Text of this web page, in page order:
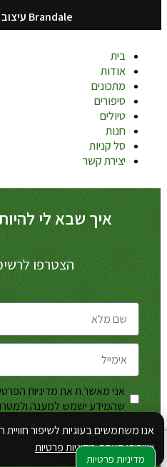
Brandale עיצוב ובניית אתרים
אנו משתמשים בעוגיות לשיפור חוויית
ושירותי האתר.מדיניות פרטיות
מדיניות פרטיות
בית
אודות
מתכונים
סיפורים
טיולים
חנות
סל קניות
יצירת קשר
איך שבא לי
הצטרפו
אני מאשר.ת את מדיניות
שהמידע ישמש למענה
צרפי